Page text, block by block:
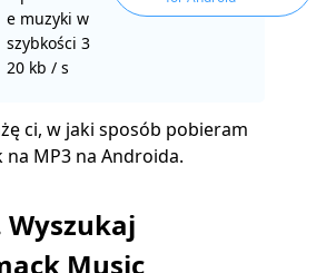
e muzyki w
szybkości 3
20 kb / s
ci, w jaki sposób pobieram
na MP3 na Androida.
Wyszukaj
Music